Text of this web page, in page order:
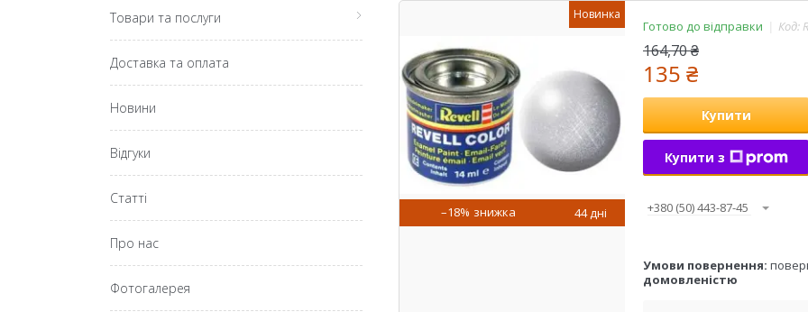
–18% 44 дні
Новинка
Готово до відправки Код:
164,70 ₴
135 ₴
Купити
Купити з
+380 (50) 443-87-45
домовленістю
Товари та послуги
Доставка та оплата
Новини
Відгуки
Статті
Про нас
Фотогалерея